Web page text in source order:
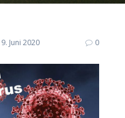
Juni 2020 0